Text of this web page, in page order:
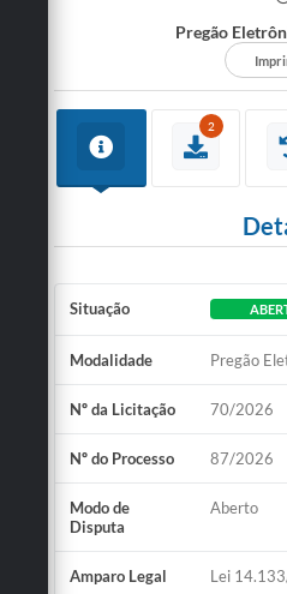
Pregão
2
Situação
Modalidade Pregão
Nº da Licitação 70/2026
Nº do Processo 87/2026
Modo de
Disputa
Aberto
Amparo Legal Lei